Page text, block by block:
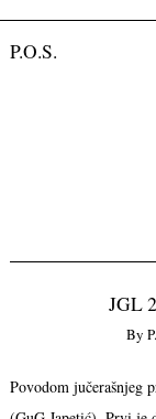
P.O.S.
JGL
By
Povodom jučerašnjeg